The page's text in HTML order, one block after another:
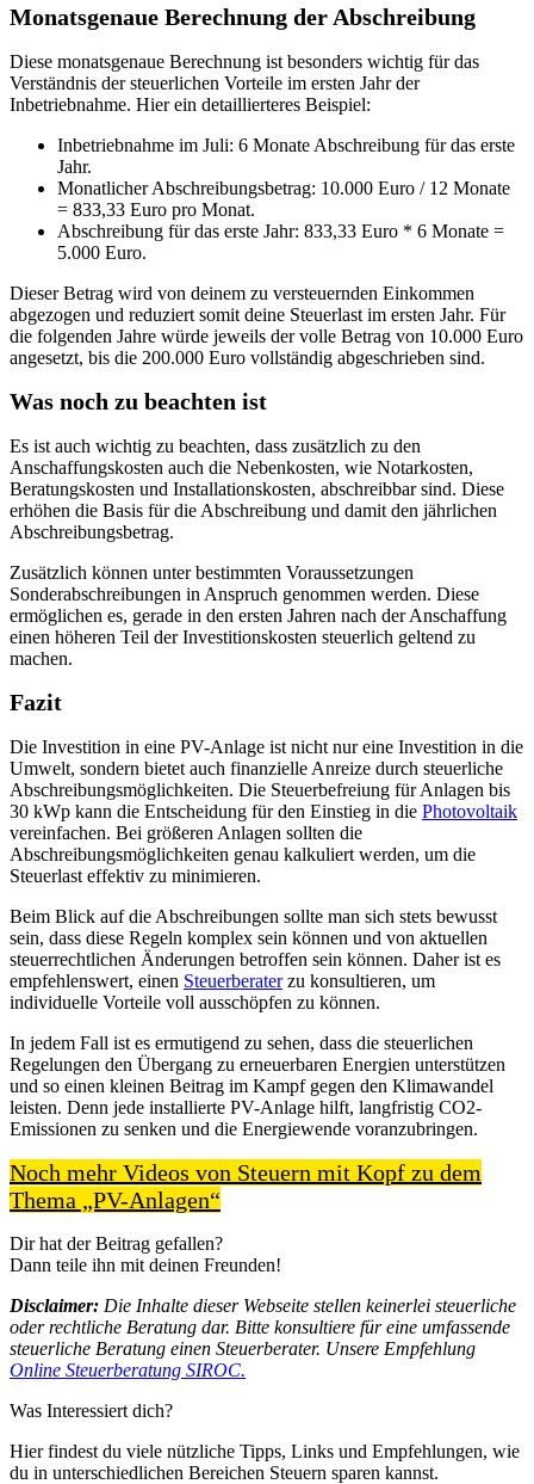
Monatsgenaue Berechnung der Abschreibung
Diese monatsgenaue Berechnung ist besonders wichtig für das
Verständnis der steuerlichen Vorteile im ersten Jahr der
Inbetriebnahme. Hier ein detaillierteres Beispiel:
Inbetriebnahme im Juli: 6 Monate Abschreibung für das erste
Jahr.
Monatlicher Abschreibungsbetrag: 10.000 Euro / 12 Monate
= 833,33 Euro pro Monat.
Abschreibung für das erste Jahr: 833,33 Euro * 6 Monate =
5.000 Euro.
Dieser Betrag wird von deinem zu versteuernden Einkommen
abgezogen und reduziert somit deine Steuerlast im ersten Jahr. Für
die folgenden Jahre würde jeweils der volle Betrag von 10.000 Euro
angesetzt, bis die 200.000 Euro vollständig abgeschrieben sind.
Was noch zu beachten ist
Es ist auch wichtig zu beachten, dass zusätzlich zu den
Anschaffungskosten auch die Nebenkosten, wie Notarkosten,
Beratungskosten und Installationskosten, abschreibbar sind. Diese
erhöhen die Basis für die Abschreibung und damit den jährlichen
Abschreibungsbetrag.
Zusätzlich können unter bestimmten Voraussetzungen
Sonderabschreibungen in Anspruch genommen werden. Diese
ermöglichen es, gerade in den ersten Jahren nach der Anschaffung
einen höheren Teil der Investitionskosten steuerlich geltend zu
machen.
Fazit
Die Investition in eine PV-Anlage ist nicht nur eine Investition in die
Umwelt, sondern bietet auch finanzielle Anreize durch steuerliche
Abschreibungsmöglichkeiten. Die Steuerbefreiung für Anlagen bis
30 kWp kann die Entscheidung für den Einstieg in die Photovoltaik
vereinfachen. Bei größeren Anlagen sollten die
Abschreibungsmöglichkeiten genau kalkuliert werden, um die
Steuerlast effektiv zu minimieren.
Beim Blick auf die Abschreibungen sollte man sich stets bewusst
sein, dass diese Regeln komplex sein können und von aktuellen
steuerrechtlichen Änderungen betroffen sein können. Daher ist es
empfehlenswert, einen Steuerberaterzu konsultieren, um
individuelle Vorteile voll ausschöpfen zu können.
In jedem Fall ist es ermutigend zu sehen, dass die steuerlichen
Regelungen den Übergang zu erneuerbaren Energien unterstützen
und so einen kleinen Beitrag im Kampf gegen den Klimawandel
leisten. Denn jede installierte PV-Anlage hilft, langfristig CO2-
Emissionen zu senken und die Energiewende voranzubringen.
Noch mehr Videos von Steuern mit Kopf zu dem
Thema „PV-Anlagen“
Dir hat der Beitrag gefallen?
Dann teile ihn mit deinen Freunden!
Disclaimer: Die Inhalte dieser Webseite stellen keinerlei steuerliche
oder rechtliche Beratung dar. Bitte konsultiere für eine umfassende
steuerliche Beratung einen Steuerberater. Unsere Empfehlung
Online Steuerberatung SIROC.
Was Interessiert dich?
Hier findest du viele nützliche Tipps, Links und Empfehlungen, wie
du in unterschiedlichen Bereichen Steuern sparen kannst.